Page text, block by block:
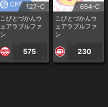
CP専用127-C
こびとづかんウ
ェアラブルファ
ン
1PLAY
575
CP
654-C
こびとづかんウ
ェアラブルファ
ン
1PLAY
230
CP